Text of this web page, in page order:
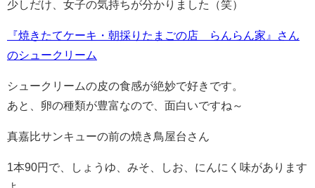
少しだけ、女子の気持ちが分かりました（笑）
『焼きたてケーキ・朝採りたまごの店 らんらん家』さん
のシュークリーム
シュークリームの皮の食感が絶妙で好きです。
あと、卵の種類が豊富なので、面白いですね～
真嘉比サンキューの前の焼き鳥屋台さん
1本90円で、しょうゆ、みそ、しお、にんにく味があります